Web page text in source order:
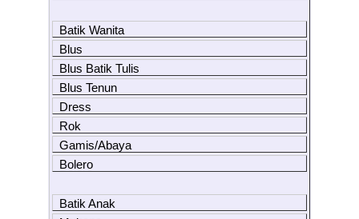
Batik Wanita
Blus
Blus Batik Tulis
Blus Tenun
Dress
Rok
Gamis/Abaya
Bolero
Batik Anak